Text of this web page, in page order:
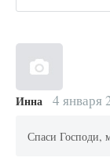
Инна 4 января
Спаси Господи,